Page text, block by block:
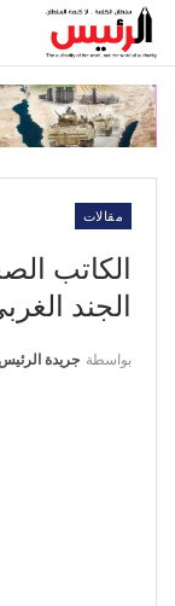
مقالات
الكاتب
الجند
بواسطة جريدة